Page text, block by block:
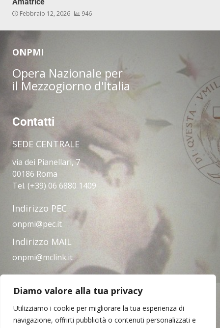
Diamo valore alla tua privacy
Utilizziamo i cookie per migliorare la tua esperienza di
navigazione, offrirti pubblicità o contenuti personalizzati e
Febbraio 12, 2026 946
ONPMI
Opera Nazionale per
il Mezzogiorno d'Italia
Contatti
SEDE CENTRALE
via dei Pianellari, 7
00186 Roma
Tel. (+39) 06 6880 1409
Indirizzo PEC
onpmi@pec.it
Indirizzo MAIL
onpmi@mclink.it
Amministrazione trasparente
Privacy Policy
Note legali
Contatti